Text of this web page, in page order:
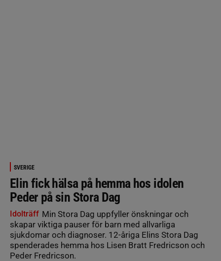
SVERIGE
Elin fick hälsa på hemma hos idolen
Peder på sin Stora Dag
Idolträff Min Stora Dag uppfyller önskningar och
skapar viktiga pauser för barn med allvarliga
sjukdomar och diagnoser. 12-åriga Elins Stora Dag
spenderades hemma hos Lisen Bratt Fredricson och
Peder Fredricson.